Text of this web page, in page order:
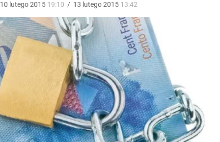
10 lutego2015 19:10 / 13 lutego2015 13:42